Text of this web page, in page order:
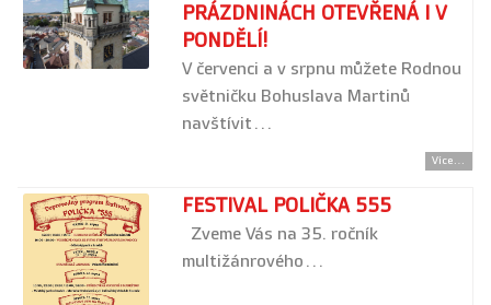
PRÁZDNINÁCH OTEVŘENÁ I V
PONDĚLÍ!
V červenci a v srpnu můžete Rodnou
světničku Bohuslava Martinů
navštívit…
Více...
FESTIVAL POLIČKA 555
Zveme Vás na 35. ročník
multižánrového…